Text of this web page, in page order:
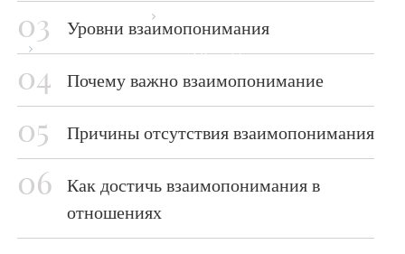
Уровни взаимопонимания
Почему важно взаимопонимание
Причины отсутствия взаимопонимания
Как достичь взаимопонимания в
отношениях